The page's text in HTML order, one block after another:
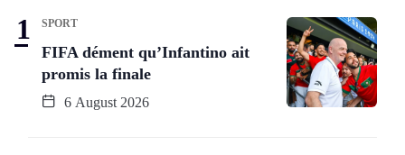
SPORT
FIFA dément qu’Infantino ait
promis la finale
6 August 2026